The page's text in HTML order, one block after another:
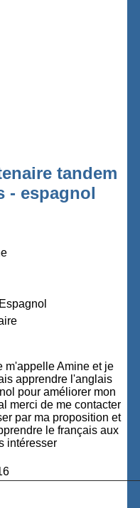
tandem
- espagnol
m'appelle Amine et je
apprendre l'anglais
pour améliorer mon
merci de me contacter
par ma proposition et
le français aux
intéresser